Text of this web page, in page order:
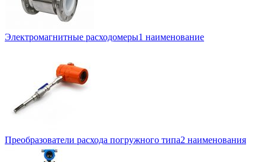
Электромагнитные расходомеры1 наименование
Преобразователи расхода погружного типа2 наименования